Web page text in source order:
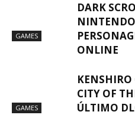
GAMES
DARK
ONLINE
GAMES
KENSHIRO
CITY OF
ÚLTIMO